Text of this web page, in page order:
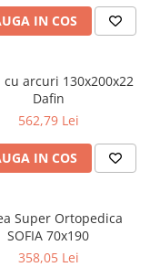
IN COS
cu arcuri 130x200x22
Dafin
562,79 Lei
IN COS
Super Ortopedica
SOFIA 70x190
358,05 Lei